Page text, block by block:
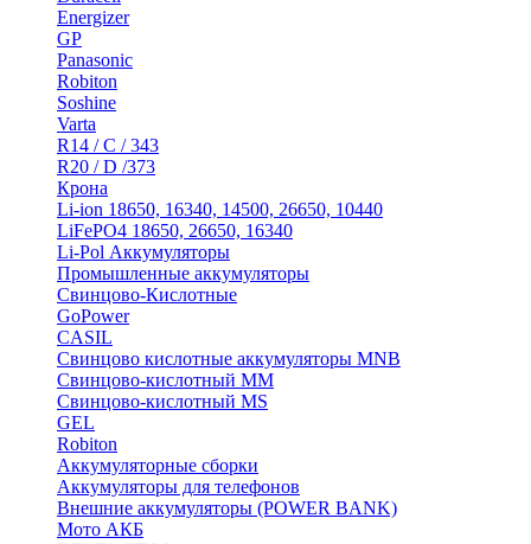
Energizer
GP
Panasonic
Robiton
Soshine
Varta
R14 / C / 343
R20 / D /373
Крона
Li-ion 18650, 16340, 14500, 26650, 10440
LiFePO4 18650, 26650, 16340
Li-Pol Аккумуляторы
Промышленные аккумуляторы
Свинцово-Кислотные
GoPower
CASIL
Свинцово кислотные аккумуляторы MNB
Cвинцово-кислотный MM
Cвинцово-кислотный MS
GEL
Robiton
Аккумуляторные сборки
Аккумуляторы для телефонов
Внешние аккумуляторы (POWER BANK)
Мото АКБ